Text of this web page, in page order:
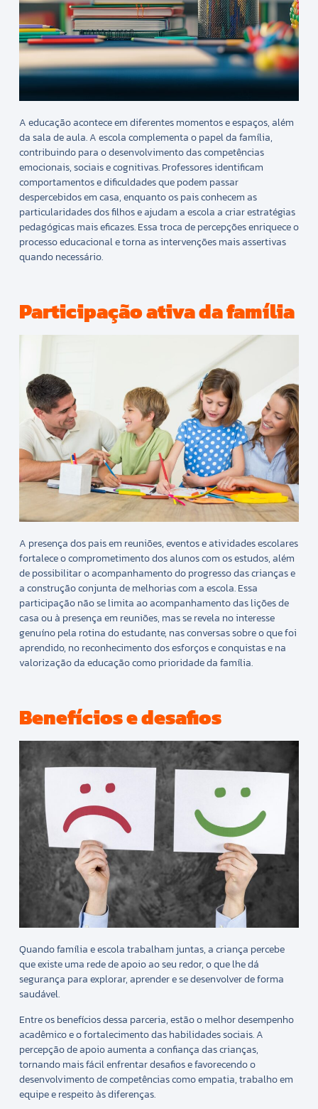
A educação acontece em diferentes momentos e espaços, além
da sala de aula. A escola complementa o papel da família,
contribuindo para o desenvolvimento das competências
emocionais, sociais e cognitivas. Professores identificam
comportamentos e dificuldades que podem passar
despercebidos em casa, enquanto os pais conhecem as
particularidades dos filhos e ajudam a escola a criar estratégias
pedagógicas mais eficazes. Essa troca de percepções enriquece o
processo educacional e torna as intervenções mais assertivas
quando necessário.
Participação ativa da família
A presença dos pais em reuniões, eventos e atividades escolares
fortalece o comprometimento dos alunos com os estudos, além
de possibilitar o acompanhamento do progresso das crianças e
a construção conjunta de melhorias com a escola. Essa
participação não se limita ao acompanhamento das lições de
casa ou à presença em reuniões, mas se revela no interesse
genuíno pela rotina do estudante, nas conversas sobre o que foi
aprendido, no reconhecimento dos esforços e conquistas e na
valorização da educação como prioridade da família.
Benefícios e desafios
Quando família e escola trabalham juntas, a criança percebe
que existe uma rede de apoio ao seu redor, o que lhe dá
segurança para explorar, aprender e se desenvolver de forma
saudável.
Entre os benefícios dessa parceria, estão o melhor desempenho
acadêmico e o fortalecimento das habilidades sociais. A
percepção de apoio aumenta a confiança das crianças,
tornando mais fácil enfrentar desafios e favorecendo o
desenvolvimento de competências como empatia, trabalho em
equipe e respeito às diferenças.